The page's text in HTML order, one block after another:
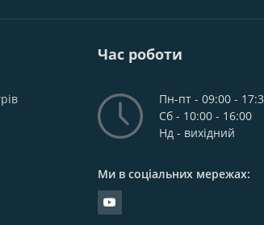
Час роботи
Пн-пт - 09:00 -
Сб - 10:00 - 16:00
Нд - вихідний
Ми в соціальних мережах: